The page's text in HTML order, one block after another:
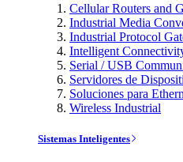
Cellular Routers and
Industrial Media
Industrial Protocol
Intelligent
Serial / USB
Servidores de
Soluciones para
Wireless Industrial
Sistemas Inteligentes